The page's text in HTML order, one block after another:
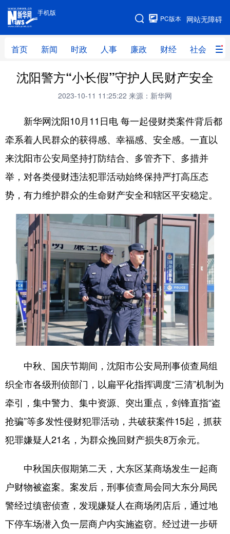
手机版
网站无障碍
PC版本
首页 新闻 时政 人事 廉政 财经 社会 科
手机版
网站地图
首页 新闻 时政 人事
财经 社会
文化 教育 健康 旅游
体育 视频 直播 无人机
地方频道
辽宁 吉林 上海 江苏
浙江 安徽 福建 江西
山东 河南 湖北 湖南
广东 广西 海南
四川 贵州 云南
陕西 甘肃 青海
English Español Français عربى
Русский язык 日本語 한국어
沈阳警方“小长假”守护人民财产安全
2023-10-11 11:25:22 来源：新华网
新华网沈阳10月11日电 每一起侵财类案件背后都
牵系着人民群众的获得感、幸福感、安全感。一直以
来沈阳市公安局坚持打防结合、多管齐下、多措并
举，对各类侵财违法犯罪活动始终保持严打高压态
势，有力维护群众的生命财产安全和辖区平安稳定。
中秋、国庆节期间，沈阳市公安局刑事侦查局组
织全市各级刑侦部门，以扁平化指挥调度“三清”机制为
牵引，集中警力、集中资源、突出重点，剑锋直指“盗
抢骗”等多发性侵财犯罪活动，共破获案件15起，抓获
犯罪嫌疑人21名，为群众挽回财产损失8万余元。
中秋国庆假期第二天，大东区某商场发生一起商
户财物被盗案。案发后，刑事侦查局会同大东分局民
警经过缜密侦查，发现嫌疑人在商场闭店后，通过地
下停车场潜入负一层商户内实施盗窃。经过进一步研